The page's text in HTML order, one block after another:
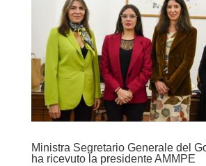
Ministra Segretario Generale del
ha ricevuto la presidente AMMPE